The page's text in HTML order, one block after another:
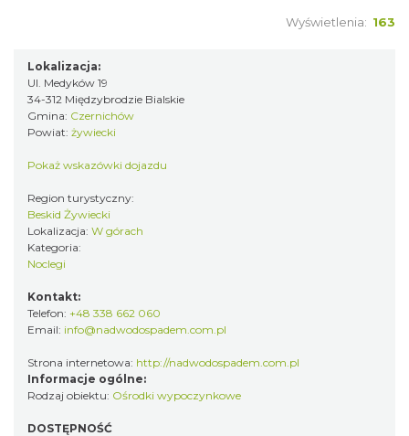
Wyświetlenia: 163
Lokalizacja:
Ul. Medyków 19
34-312 Międzybrodzie Bialskie
Gmina: Czernichów
Powiat: żywiecki
Pokaż wskazówki dojazdu
Region turystyczny:
Beskid Żywiecki
Lokalizacja: W górach
Kategoria:
Noclegi
Kontakt:
Telefon: +48 338 662 060
Email: info@nadwodospadem.com.pl
Strona internetowa: http://nadwodospadem.com.pl
Informacje ogólne:
Rodzaj obiektu: Ośrodki wypoczynkowe
DOSTĘPNOŚĆ